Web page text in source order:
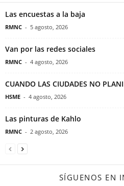
Las encuestas a la baja
RMNC - 5 agosto, 2026
Van por las redes sociales
RMNC - 4 agosto, 2026
CUANDO LAS CIUDADES NO
HSME - 4 agosto, 2026
Las pinturas de Kahlo
RMNC - 2 agosto, 2026
SÍGUENOS EN